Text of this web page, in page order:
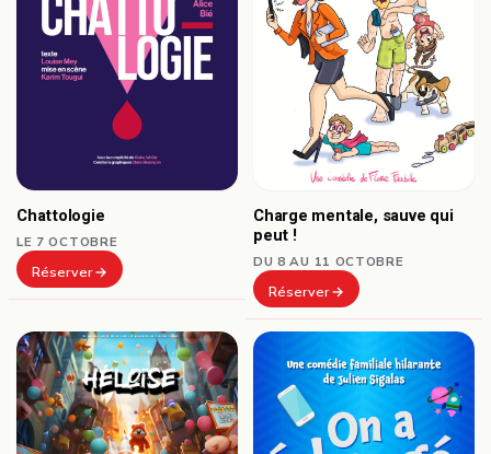
Chattologie
LE 7 OCTOBRE
Réserver
Charge mentale, sauve qui
peut !
DU 8 AU 11 OCTOBRE
Réserver